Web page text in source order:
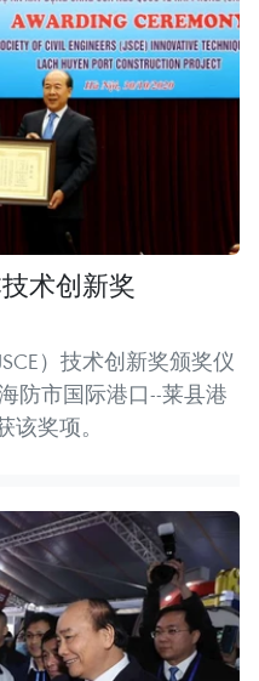
术创新奖
）技术创新奖颁奖仪
防市国际港口--莱县港
该奖项。